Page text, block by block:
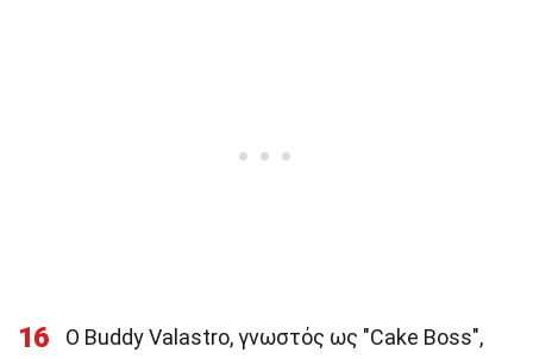
16
Ο Buddy Valastro, γνωστός ως "Cake Boss",